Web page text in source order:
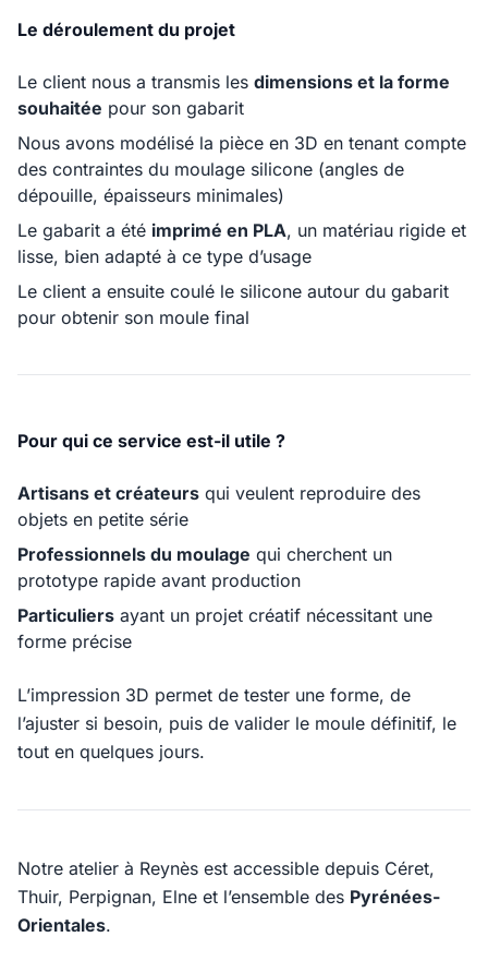
Le déroulement du projet
Le client nous a transmis les dimensions et la forme
souhaitée pour son gabarit
Nous avons modélisé la pièce en 3D en tenant compte
des contraintes du moulage silicone (angles de
dépouille, épaisseurs minimales)
Le gabarit a été imprimé en PLA, un matériau rigide et
lisse, bien adapté à ce type d’usage
Le client a ensuite coulé le silicone autour du gabarit
pour obtenir son moule final
Pour qui ce service est-il utile ?
Artisans et créateurs qui veulent reproduire des
objets en petite série
Professionnels du moulage qui cherchent un
prototype rapide avant production
Particuliers ayant un projet créatif nécessitant une
forme précise
L’impression 3D permet de tester une forme, de
l’ajuster si besoin, puis de valider le moule définitif, le
tout en quelques jours.
Notre atelier à Reynès est accessible depuis Céret,
Thuir, Perpignan, Elne et l’ensemble des Pyrénées-
Orientales.